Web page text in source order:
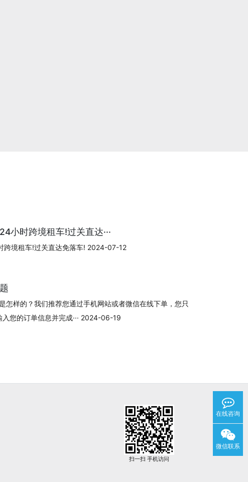
小时跨境租车!过关直达···
跨境租车!过关直达免落车! 2024-07-12
怎样的？我们推荐您通过手机网站或者微信在线下单，您只
您的订单信息并完成··· 2024-06-19
扫一扫 手机访问
在线咨询
微信联系